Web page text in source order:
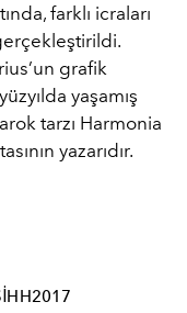
farklı icraları
grafik
yaşamış
tarzı Harmonia
yazarıdır.